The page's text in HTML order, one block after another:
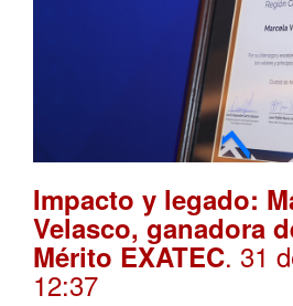
Impacto y legado:
Velasco, ganadora
Mérito EXATEC. 31
12:37